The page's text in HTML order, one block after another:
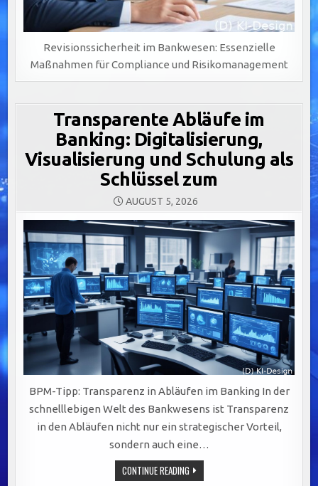
Revisionssicherheit im Bankwesen: Essenzielle
Maßnahmen für Compliance und Risikomanagement
Transparente Abläufe im
Banking: Digitalisierung,
Visualisierung und Schulung als
Schlüssel zum
AUGUST 5, 2026
BPM-Tipp: Transparenz in Abläufen im Banking In der
schnelllebigen Welt des Bankwesens ist Transparenz
in den Abläufen nicht nur ein strategischer Vorteil,
sondern auch eine…
CONTINUE READINGTRANSPARENTE
ABLÄUFE